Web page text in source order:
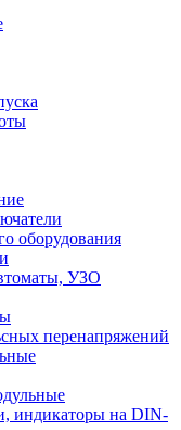
оборудования
УЗО
перенапряжений
индикаторы на DIN-